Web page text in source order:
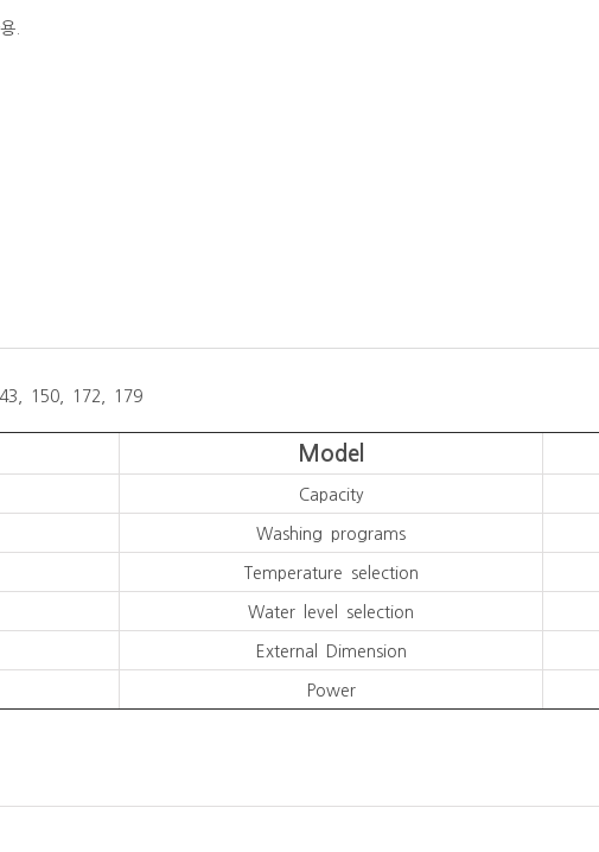
.
150, 172, 179
Model
Capacity
Washing programs
Temperature selection
Water level selection
External Dimension
Power